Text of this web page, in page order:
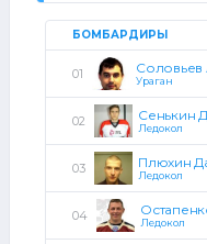
БОМБАРДИРЫ
Соловьев
Ураган
Сенькин
Ледокол
Плюхин
Ледокол
Ледокол